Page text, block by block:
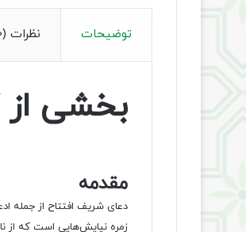
توضیحات نظرات (0)
بخشی
مقدمه
دعای شریف افتتاح از جمله
زمره نیایش‌هایی است که